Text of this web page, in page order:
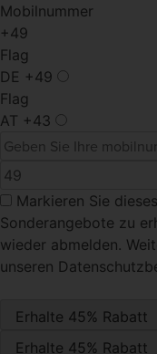
Mobilnummer
+49
Flag
DE +49
Flag
AT +43
Markieren Sie
Sonderangebote zu
wieder abmelden.
unseren